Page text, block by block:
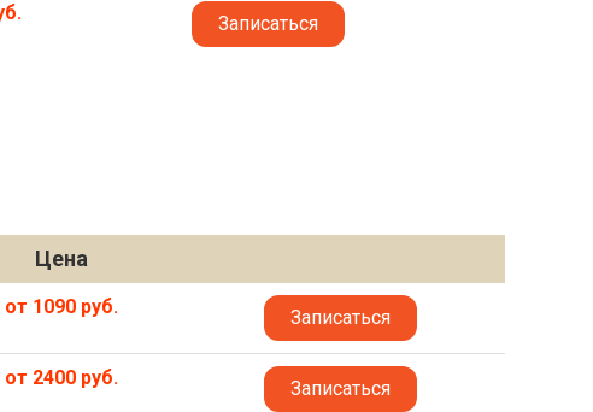
Записаться
Цена
от 1090 руб. Записаться
от 2400 руб. Записаться